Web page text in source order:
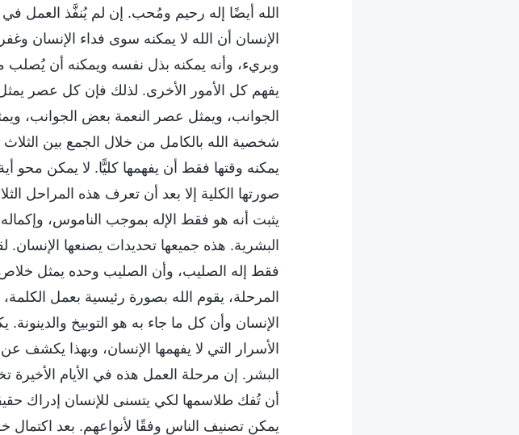
الله أيضًا إله رحيم ومُحب. إن لم يُنفَّذ
الإنسان أن الله لا يمكنه سوى فداء الإنسان
وبريء، وأنه يمكنه بذل نفسه ويمكنه أن
يفهم كل الأمور الأخرى. لذلك فإن كل عصر
الجوانب، ويمثل عصر النعمة بعض الجوانب،
شخصية الله بالكامل من خلال الجمع بين
يمكنه وقتها فقط أن يفهمها كليًّا. لا يمكن
صورتها الكلية إلا بعد أن تعرف هذه المراحل
يثبت أنه هو فقط الإله بموجب الناموس،
البشرية. هذه جميعها تحديدات يصنعها
فقط إله الصليب، وأن الصليب وحده يمثل
المرحلة، يقوم الله بصورة رئيسية بعمل
الإنسان وأن كل ما جاء به هو التوبيخ
الأسرار التي لا يفهمها الإنسان، وبهذا
البشر. إن مرحلة العمل هذه في الأيام
أن تُفك طلاسمها لكي يتسنى للإنسان إدراك
يمكن تصنيف الناس وفقًا لأنواعهم. بعد